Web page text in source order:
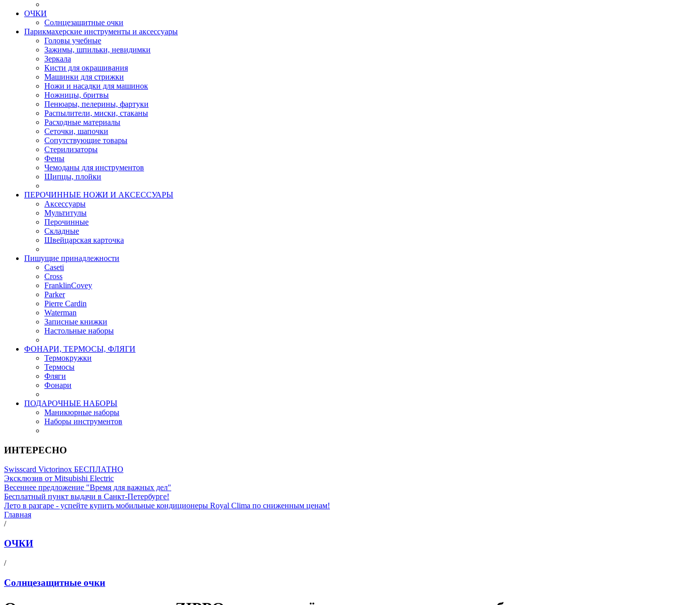
ОЧКИ
Солнцезащитные очки
Парикмахерские инструменты и аксессуары
Головы учебные
Зажимы, шпильки, невидимки
Зеркала
Кисти для окрашивания
Машинки для стрижки
Ножи и насадки для машинок
Ножницы, бритвы
Пенюары, пелерины, фартуки
Распылители, миски, стаканы
Расходные материалы
Сеточки, шапочки
Сопутствующие товары
Стерилизаторы
Фены
Чемоданы для инструментов
Щипцы, плойки
ПЕРОЧИННЫЕ НОЖИ И АКСЕССУАРЫ
Аксессуары
Мультитулы
Перочинные
Складные
Швейцарская карточка
Пишущие принадлежности
Caseti
Cross
FranklinCovey
Parker
Pierre Cardin
Waterman
Записные книжки
Настольные наборы
ФОНАРИ, ТЕРМОСЫ, ФЛЯГИ
Термокружки
Термосы
Фляги
Фонари
ПОДАРОЧНЫЕ НАБОРЫ
Маникюрные наборы
Наборы инструментов
ИНТЕРЕСНО
Swisscard Victorinox БЕСПЛАТНО
Эксклюзив от Mitsubishi Electric
Весеннее предложение "Время для важных дел"
Бесплатный пункт выдачи в Санкт-Петербурге!
Лето в разгаре - успейте купить мобильные кондиционеры Royal Clima по сниженным ценам!
Главная
/
ОЧКИ
/
Солнцезащитные очки